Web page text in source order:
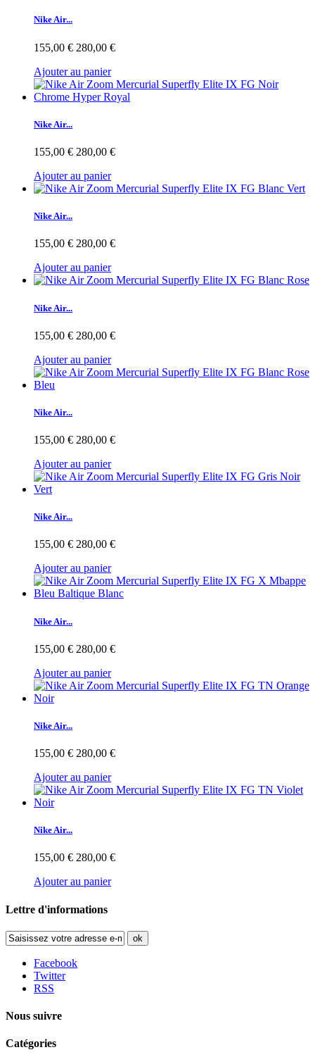
Nike Air...
155,00 € 280,00 €
Ajouter au panier
Nike Air...
155,00 € 280,00 €
Ajouter au panier
Nike Air...
155,00 € 280,00 €
Ajouter au panier
Nike Air...
155,00 € 280,00 €
Ajouter au panier
Nike Air...
155,00 € 280,00 €
Ajouter au panier
Nike Air...
155,00 € 280,00 €
Ajouter au panier
Nike Air...
155,00 € 280,00 €
Ajouter au panier
Nike Air...
155,00 € 280,00 €
Ajouter au panier
Nike Air...
155,00 € 280,00 €
Ajouter au panier
Lettre d'informations
ok
Facebook
Twitter
RSS
Nous suivre
Catégories